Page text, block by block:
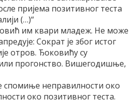
пријема позитивног теста
(…)“
им квари младеж. Не може
Сократ је због истог
отров. Ђоковићу су
прогонство. Вишегодишње,
спомиње неправилности око
око позитивног теста.